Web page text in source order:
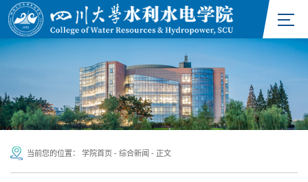
当前您的位置： 学院首页 - 综合新闻 - 正文